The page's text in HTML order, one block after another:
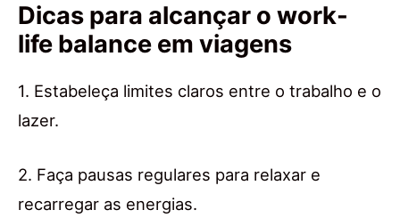
Dicas para alcançar o work-
life balance em viagens
1. Estabeleça limites claros entre o trabalho e o
lazer.
2. Faça pausas regulares para relaxar e
recarregar as energias.